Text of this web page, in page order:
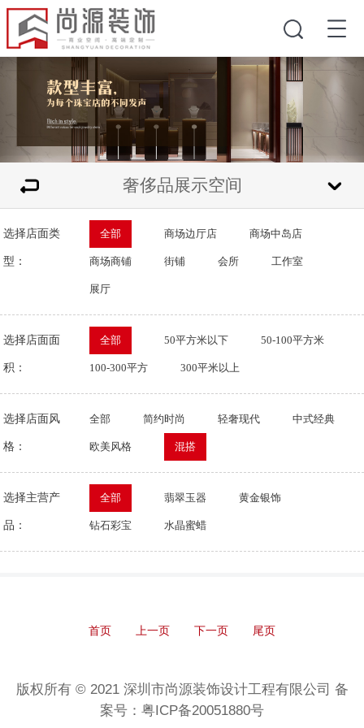
奢侈品展示空间
选择店面类
型：
全部 商场边厅店 商场中岛店
商场商铺 街铺 会所 工作室
展厅
选择店面面
积：
全部 50平方米以下 50-100平方米
100-300平方 300平米以上
选择店面风
格：
全部 简约时尚 轻奢现代 中式经典
欧美风格 混搭
选择主营产
品：
全部 翡翠玉器 黄金银饰
钻石彩宝 水晶蜜蜡
首页 上一页 下一页 尾页
版权所有 © 2021 深圳市尚源装饰设计工程有限公司 备
案号：粤ICP备20051880号